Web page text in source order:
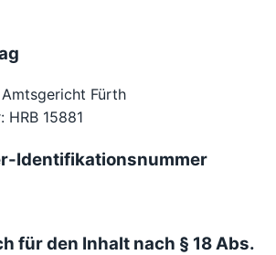
Fürth
HRB 15881
Identifikationsnummer
für den Inhalt nach § 18 Abs.